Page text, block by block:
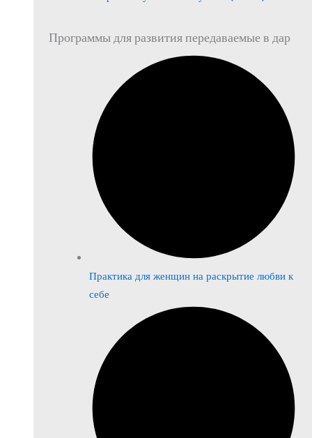
Программы для развития передаваемые в дар
Практика для женщин на раскрытие любви к
себе